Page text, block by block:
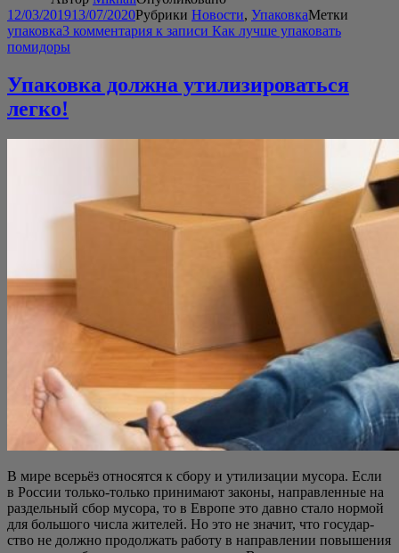
12/03/201913/07/2020Рубрики Новости, УпаковкаМетки
упаковка3 комментария к записи Как лучше упаковать
помидоры
Упаковка должна утилизироваться
легко!
В мире все­рьёз отно­сят­ся к сбо­ру и ути­ли­за­ции мусо­ра. Если
в Рос­сии толь­ко-толь­ко при­ни­ма­ют зако­ны, направ­лен­ные на
раз­дель­ный сбор мусо­ра, то в Евро­пе это дав­но ста­ло нор­мой
для боль­шо­го чис­ла жите­лей. Но это не зна­чит, что госу­дар­
ство не долж­но про­дол­жать рабо­ту в направ­ле­нии повы­ше­ния